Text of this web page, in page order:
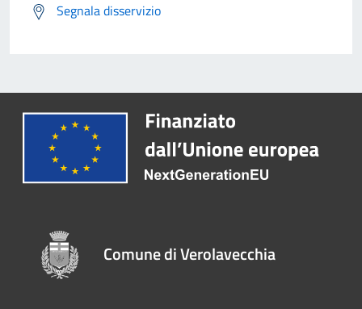
Segnala disservizio
Comune di Verolavecchia